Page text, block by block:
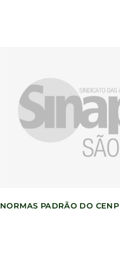
NORMAS PADRÃO DO CENP